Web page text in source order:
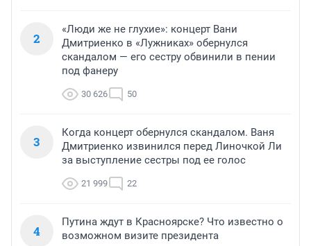
2
«Люди же не глухие»: концерт Вани
Дмитриенко в «Лужниках» обернулся
скандалом — его сестру обвинили в пении
под фанеру
30 626 50
3
Когда концерт обернулся скандалом. Ваня
Дмитриенко извинился перед Линочкой Ли
за выступление сестры под ее голос
21 999 22
4
Путина ждут в Красноярске? Что известно о
возможном визите президента